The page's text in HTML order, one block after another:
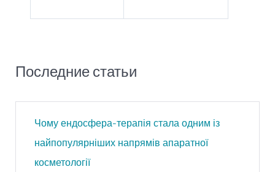
Последние статьи
Чому ендосфера-терапія стала одним із
найпопулярніших напрямів апаратної
косметології